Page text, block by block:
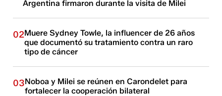
Argentina firmaron durante la visita de Milei
02Muere Sydney Towle, la influencer de 26 años
que documentó su tratamiento contra un raro
tipo de cáncer
03Noboa y Milei se reúnen en Carondelet para
fortalecer la cooperación bilateral